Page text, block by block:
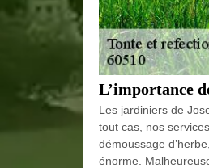
L’importance
Les jardiniers de
tout cas, nos
démoussage
énorme.